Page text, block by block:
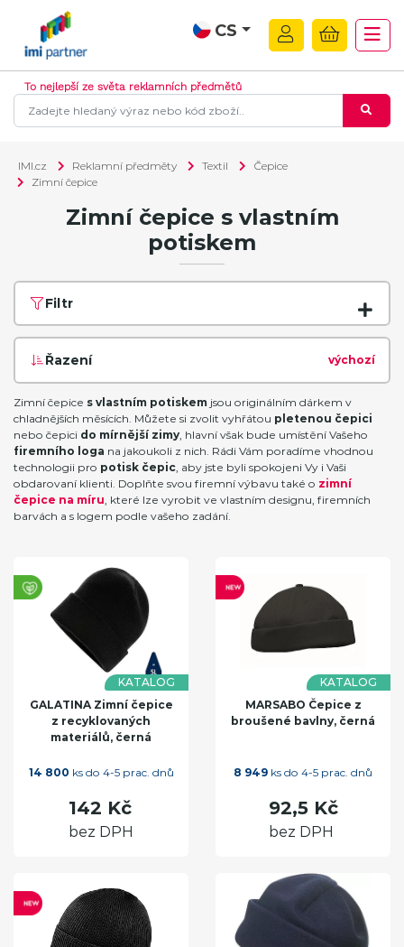
CS
To nejlepší ze světa reklamních předmětů
IMI.cz Reklamní předměty Textil
Čepice
Zimní čepice
Zimní čepice s vlastním
potiskem
Filtr
Řazení výchozí
Zimní čepice s vlastním potiskem jsou originálním dárkem v
chladnějších měsících. Můžete si zvolit vyhřátou pletenou čepici
nebo čepici do mírnější zimy , hlavní však bude umístění Vašeho
firemního loga na jakoukoli z nich. Rádi Vám poradíme vhodnou
technologii pro potisk čepic , aby jste byli spokojeni Vy i Vaši
obdarovaní klienti. Doplňte svou firemní výbavu také o zimní
čepice na míru , které lze vyrobit ve vlastním designu, firemních
barvách a s logem podle vašeho zadání.
KATALOG
GALATINA Zimní čepice
z recyklovaných
materiálů, černá
14 800 ks do 4-5 prac. dnů
142 Kč
bez DPH
KATALOG
MARSABO Čepice z
broušené bavlny, černá
8 949 ks do 4-5 prac. dnů
92,5 Kč
bez DPH